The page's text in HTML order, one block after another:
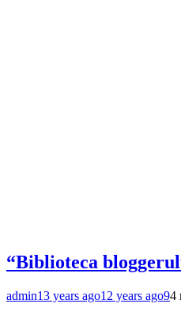
“Biblioteca
admin13 years ago12 years ago94